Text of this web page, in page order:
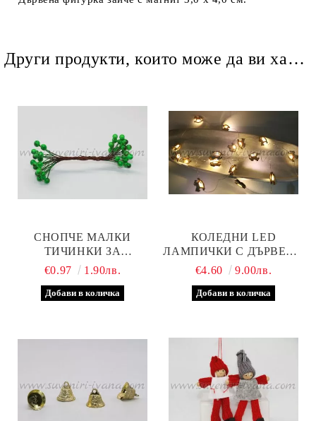
Други продукти, които може да ви харесат
СНОПЧЕ МАЛКИ
ТИЧИНКИ ЗА
ДЕКОРАЦИЯ С
ЗЕЛЕНИ
€0.97 1.90лв.
КОЛЕДНИ LED
ЛАМПИЧКИ С ДЪРВЕНИ
КОНЧЕТА
€4.60 9.00лв.